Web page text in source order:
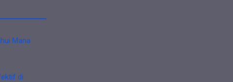
Mana
di